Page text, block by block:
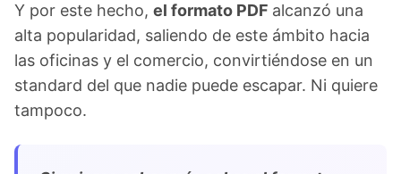
Y por este hecho, el formato PDF alcanzó una
alta popularidad, saliendo de este ámbito hacia
las oficinas y el comercio, convirtiéndose en un
standard del que nadie puede escapar. Ni quiere
tampoco.